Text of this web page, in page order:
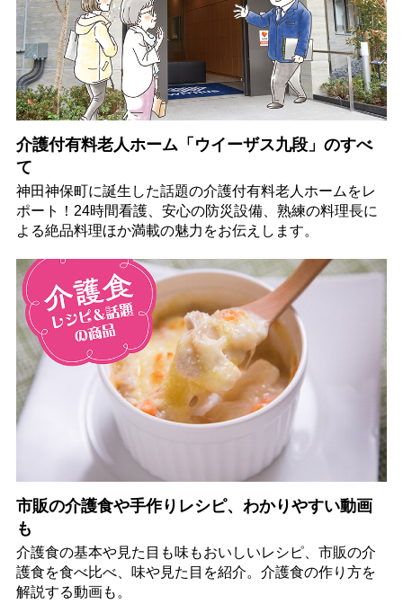
介護付有料老人ホーム「ウイーザス九段」のすべ
て
神田神保町に誕生した話題の介護付有料老人ホームをレ
ポート！24時間看護、安心の防災設備、熟練の料理長に
よる絶品料理ほか満載の魅力をお伝えします。
市販の介護食や手作りレシピ、わかりやすい動画
も
介護食の基本や見た目も味もおいしいレシピ、市販の介
護食を食べ比べ、味や見た目を紹介。介護食の作り方を
解説する動画も。